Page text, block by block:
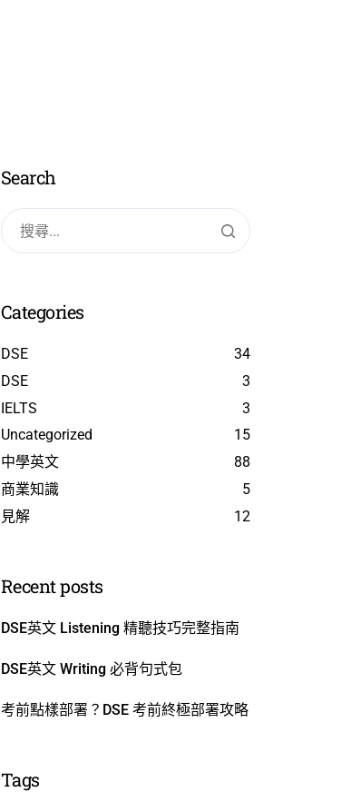
Search
Categories
DSE
34
DSE
3
IELTS
3
Uncategorized
15
中學英文
88
商業知識
5
見解
12
Recent posts
DSE英文 Listening 精聽技巧完整指南
DSE英文 Writing 必背句式包
考前點樣部署？DSE 考前終極部署攻略
Tags